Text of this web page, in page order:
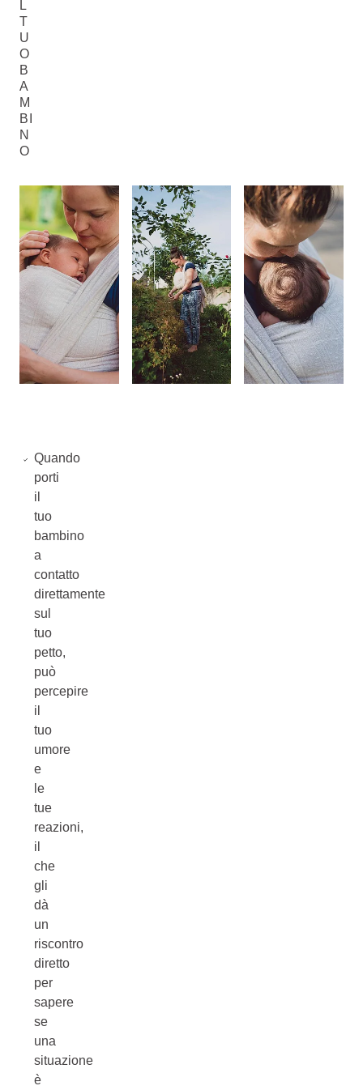
L
T
U
O
B
A
M
BI
N
O
Quando
porti
il
tuo
bambino
a
contatto
direttamente
sul
tuo
petto,
può
percepire
il
tuo
umore
e
le
tue
reazioni,
il
che
gli
dà
un
riscontro
diretto
per
sapere
se
una
situazione
è